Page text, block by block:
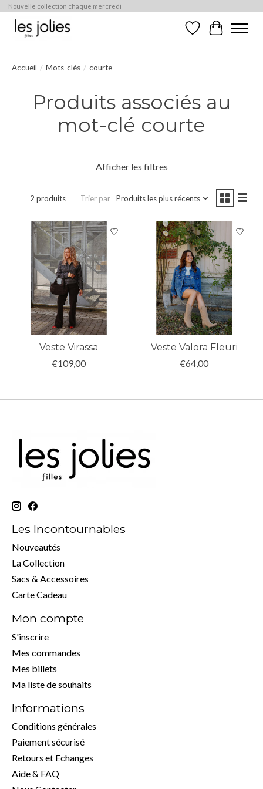
Nouvelle collection chaque mercredi
Liste de souhaits
Panier
Accueil / Mots-clés / courte
Produits associés au
mot-clé courte
Afficher les filtres
2 produits Trier par Produits les plus récents
Veste Virassa
€109,00
Veste Valora Fleuri
€64,00
Les Incontournables
Nouveautés
La Collection
Sacs & Accessoires
Carte Cadeau
Mon compte
S'inscrire
Mes commandes
Mes billets
Ma liste de souhaits
Informations
Conditions générales
Paiement sécurisé
Retours et Echanges
Aide & FAQ